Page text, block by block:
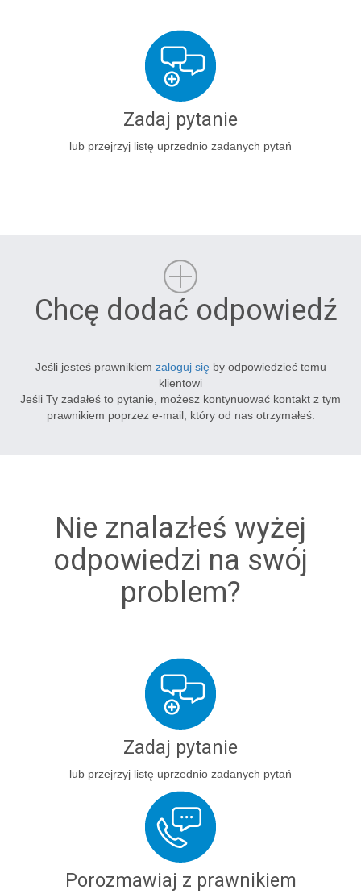
Zadaj pytanie
lub przejrzyj listę uprzednio zadanych pytań
Chcę dodać odpowiedź
Jeśli jesteś prawnikiem zaloguj się by odpowiedzieć temu
klientowi
Jeśli Ty zadałeś to pytanie, możesz kontynuować kontakt z tym
prawnikiem poprzez e-mail, który od nas otrzymałeś.
Nie znalazłeś wyżej
odpowiedzi na swój
problem?
Zadaj pytanie
lub przejrzyj listę uprzednio zadanych pytań
Porozmawiaj z prawnikiem